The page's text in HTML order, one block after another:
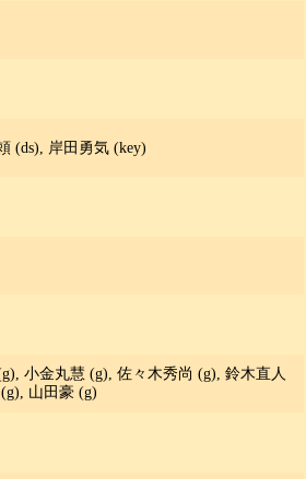
(ds), 岸田勇気 (key)
小金丸慧 (g), 佐々木秀尚 (g), 鈴木直人
山田豪 (g)